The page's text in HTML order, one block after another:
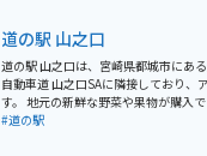
販売する物産館や、都城のブランド豚
使った料理などを楽しめるレストランがあ
クで訪れる場合、駐車場も広々とし
す。都城インターチェンジからすぐの
ツーリングの休憩場所としても最適です。 都城は、
道の駅 山之口
道の駅 山之口は、宮崎県都城市にあ
自動車道 山之口SAに隣接しており、
す。 地元の新鮮な野菜や果物が購入できる農産物直売所
や、宮崎牛や地鶏などの特産品を販売
#道の駅